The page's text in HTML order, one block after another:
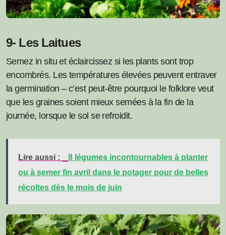
9- Les Laitues
Semez in situ et éclaircissez si les plants sont trop
encombrés. Les températures élevées peuvent entraver
la germination – c’est peut-être pourquoi le folklore veut
que les graines soient mieux semées à la fin de la
journée, lorsque le sol se refroidit.
Lire aussi :
8 légumes incontournables à planter
ou à semer fin avril dans le potager pour de belles
récoltes dès le mois de juin